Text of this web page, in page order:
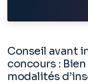
Conseil avant
concours :
modalités